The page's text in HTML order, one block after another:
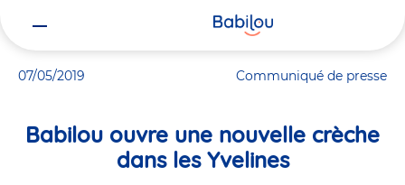
07/05/2019 Communiqué de presse
Babilou ouvre une nouvelle crèche
dans les Yvelines